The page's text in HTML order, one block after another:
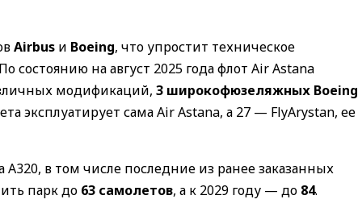
Airbus и Boeing, что упростит техническое
состоянию на август 2025 года флот Air Astana
модификаций, 3 широкофюзеляжных Boeing
эксплуатирует сама Air Astana, а 27 — FlyArystan, ее
в том числе последние из ранее заказанных
парк до 63 самолетов, а к 2029 году — до 84.